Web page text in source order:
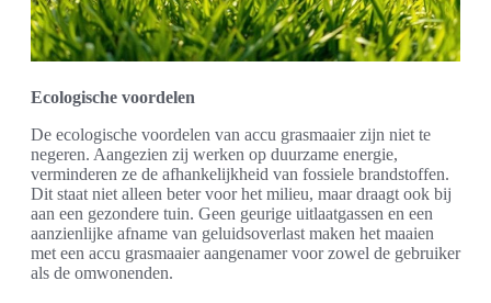
Ecologische voordelen
De ecologische voordelen van accu grasmaaier zijn niet te
negeren. Aangezien zij werken op duurzame energie,
verminderen ze de afhankelijkheid van fossiele brandstoffen.
Dit staat niet alleen beter voor het milieu, maar draagt ook bij
aan een gezondere tuin. Geen geurige uitlaatgassen en een
aanzienlijke afname van geluidsoverlast maken het maaien
met een accu grasmaaier aangenamer voor zowel de gebruiker
als de omwonenden.